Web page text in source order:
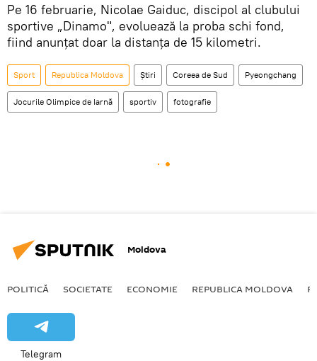
Pe 16 februarie, Nicolae Gaiduc, discipol al clubului
sportive „Dinamo", evoluează la proba schi fond,
fiind anunțat doar la distanța de 15 kilometri.
Sport Republica Moldova Știri Coreea de Sud Pyeongchang
Jocurile Olimpice de Iarnă sportiv fotografie
Moldova
POLITICĂ SOCIETATE ECONOMIE REPUBLICA MOLDOVA
Telegram